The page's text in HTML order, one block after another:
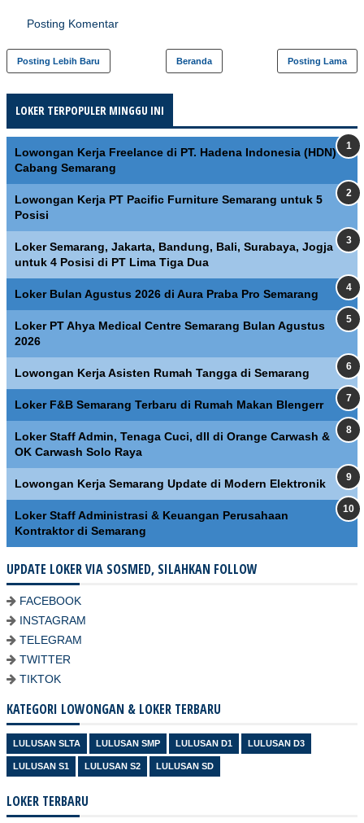
Posting Komentar
Posting Lebih Baru Posting Lama
Beranda
LOKER TERPOPULER MINGGU INI
Lowongan Kerja Freelance di PT. Hadena Indonesia (HDN)
Cabang Semarang
Lowongan Kerja PT Pacific Furniture Semarang untuk 5
Posisi
Loker Semarang, Jakarta, Bandung, Bali, Surabaya, Jogja
untuk 4 Posisi di PT Lima Tiga Dua
Loker Bulan Agustus 2026 di Aura Praba Pro Semarang
Loker PT Ahya Medical Centre Semarang Bulan Agustus
2026
Lowongan Kerja Asisten Rumah Tangga di Semarang
Loker F&B Semarang Terbaru di Rumah Makan Blengerr
Loker Staff Admin, Tenaga Cuci, dll di Orange Carwash &
OK Carwash Solo Raya
Lowongan Kerja Semarang Update di Modern Elektronik
Loker Staff Administrasi & Keuangan Perusahaan
Kontraktor di Semarang
UPDATE LOKER VIA SOSMED, SILAHKAN FOLLOW
FACEBOOK
INSTAGRAM
TELEGRAM
TWITTER
TIKTOK
KATEGORI LOWONGAN & LOKER TERBARU
LULUSAN SLTA LULUSAN SMP LULUSAN D1 LULUSAN D3
LULUSAN S1 LULUSAN S2 LULUSAN SD
LOKER TERBARU